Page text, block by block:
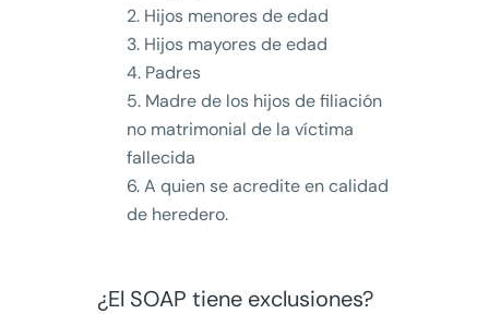
Hijos menores de edad
Hijos mayores de edad
Padres
Madre de los hijos de filiación
no matrimonial de la víctima
fallecida
A quien se acredite en calidad
de heredero.
¿El SOAP tiene exclusiones?